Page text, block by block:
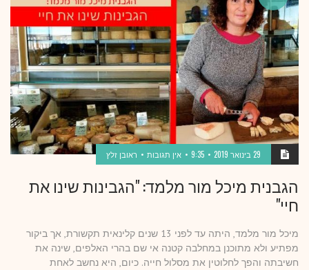
29 בינואר 2019 9:35 אין תגובות ראובן זלץ
הגבנית מיכל מור מלמד: "הגבינות שינו את
חיי"
מיכל מור מלמד, היתה עד לפני 13 שנים קלינאית תקשורת, אך ביקור
מפתיע ולא מתוכנן במחלבה קטנה אי שם בהרי האלפים, שינה את
חשיבתה והפך לחלוטין את מסלול חייה. כיום, היא נחשב לאחת